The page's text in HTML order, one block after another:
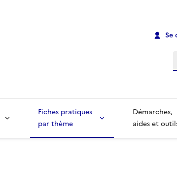
Se
Fiches pratiques
par thème
Démarches,
aides et